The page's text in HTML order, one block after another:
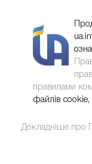
правилами
файлів cookie,
Докладніше про